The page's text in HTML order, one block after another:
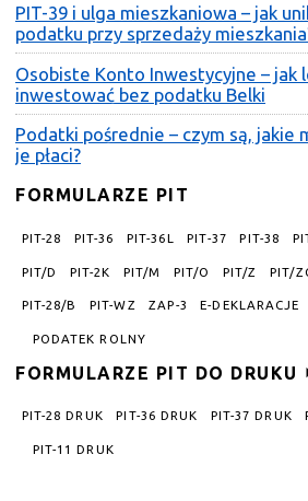
PIT-39 i ulga mieszkaniowa – jak
podatku przy sprzedaży
Osobiste Konto Inwestycyjne – jak
inwestować bez podatku Belki
Podatki pośrednie – czym są, jakie
je płaci?
FORMULARZE PIT
PIT-28 PIT-36 PIT-36L PIT-37 PIT-38
PIT/D PIT-2K PIT/M PIT/O PIT/Z PIT/
PIT-28/B PIT-WZ ZAP-3 E-DEKLARACJE
PODATEK ROLNY
FORMULARZE PIT DO DRUKU
PIT-28 DRUK PIT-36 DRUK PIT-37 DRUK
PIT-11 DRUK